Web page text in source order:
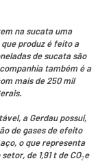
na sucata uma
produz é feito a
de sucata são
também é a
mais de 250 mil
a Gerdau possui,
de gases de efeito
o que representa
de 1,91 t de CO₂e